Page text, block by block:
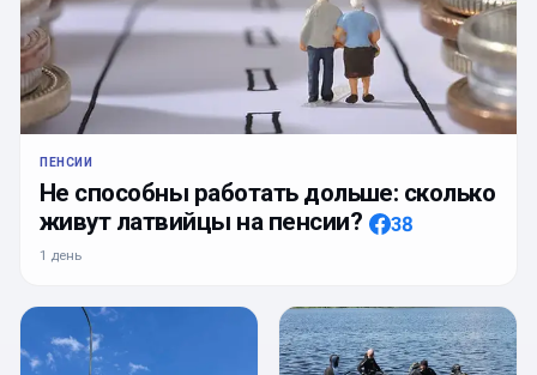
ПЕНСИИ
Не способны работать дольше: сколько
живут латвийцы на пенсии?
38
1 день